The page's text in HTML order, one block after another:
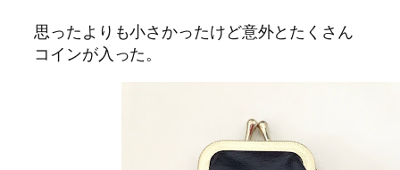
思ったよりも小さかったけど意外とたくさん
コインが入った。